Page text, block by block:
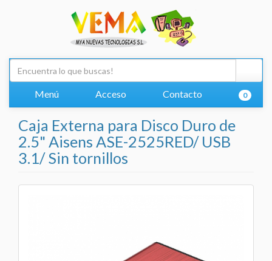
Menú Acceso Contacto 0
Caja Externa para Disco Duro de
2.5" Aisens ASE-2525RED/ USB
3.1/ Sin tornillos